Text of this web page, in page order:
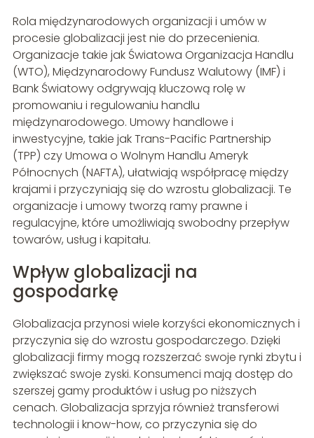
Rola międzynarodowych organizacji i umów w
procesie globalizacji jest nie do przecenienia.
Organizacje takie jak Światowa Organizacja Handlu
(WTO), Międzynarodowy Fundusz Walutowy (IMF) i
Bank Światowy odgrywają kluczową rolę w
promowaniu i regulowaniu handlu
międzynarodowego. Umowy handlowe i
inwestycyjne, takie jak Trans-Pacific Partnership
(TPP) czy Umowa o Wolnym Handlu Ameryk
Północnych (NAFTA), ułatwiają współpracę między
krajami i przyczyniają się do wzrostu globalizacji. Te
organizacje i umowy tworzą ramy prawne i
regulacyjne, które umożliwiają swobodny przepływ
towarów, usług i kapitału.
Wpływ globalizacji na
gospodarkę
Globalizacja przynosi wiele korzyści ekonomicznych i
przyczynia się do wzrostu gospodarczego. Dzięki
globalizacji firmy mogą rozszerzać swoje rynki zbytu i
zwiększać swoje zyski. Konsumenci mają dostęp do
szerszej gamy produktów i usług po niższych
cenach. Globalizacja sprzyja również transferowi
technologii i know-how, co przyczynia się do